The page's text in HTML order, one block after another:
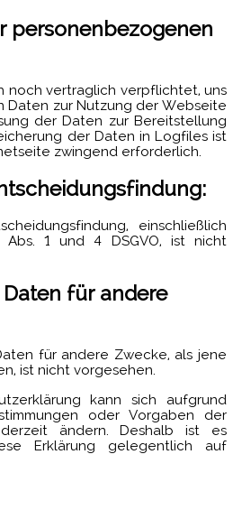
personenbezogenen
noch vertraglich verpflichtet, uns
Daten zur Nutzung der Webseite
der Daten zur Bereitstellung
der Daten in Logfiles ist
zwingend erforderlich.
einschließlich
Abs. 1 und 4 DSGVO, ist nicht
für andere
für andere Zwecke, als jene
ist nicht vorgesehen.
kann sich aufgrund
oder Vorgaben der
ändern. Deshalb ist es
Erklärung gelegentlich auf